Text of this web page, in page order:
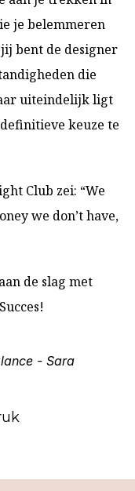
je belemmeren
bent de designer
die
uiteindelijk ligt
keuze te
Club zei: “We
we don’t have,
de slag met
- Sara